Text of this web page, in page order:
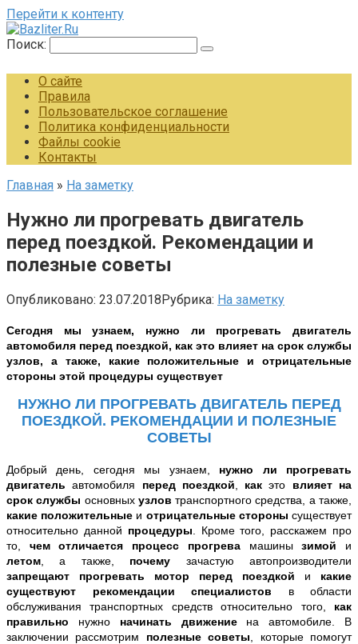
Перейти к контенту
Поиск:
О сайте
Правила
Пользовательское соглашение
Политика конфиденциальности
Файлы cookie
Контакты
Главная » На заметку
Нужно ли прогревать двигатель
перед поездкой. Рекомендации и
полезные советы
Опубликовано: 23.07.2018Рубрика: На заметку
Сегодня мы узнаем, нужно ли прогревать двигатель
автомобиля перед поездкой, как это влияет на срок службы
узлов, а также, какие положительные и отрицательные
стороны этой процедуры существует
НУЖНО ЛИ ПРОГРЕВАТЬ ДВИГАТЕЛЬ ПЕРЕД
ПОЕЗДКОЙ. РЕКОМЕНДАЦИИ И ПОЛЕЗНЫЕ
СОВЕТЫ
Добрый день, сегодня мы узнаем, нужно ли прогревать
двигатель автомобиля перед поездкой какэто влияет на
срок службы основных узлов транспортного средства, а также,
какие положительные и отрицательные сторонысуществует
относительно данной процедуры
Кроме того, расскажем про
то, чем отличается процесс прогревамашинызимой и
летом , а также, почему зачастую автопроизводители
запрещают прогревать мотор перед поездкой и какие
существуют рекомендации специалистов в области
обслуживания транспортных средств относительно того, как
правильно нужно начинать движениена автомобиле
В
заключении рассмотрим полезные советы , которые помогут